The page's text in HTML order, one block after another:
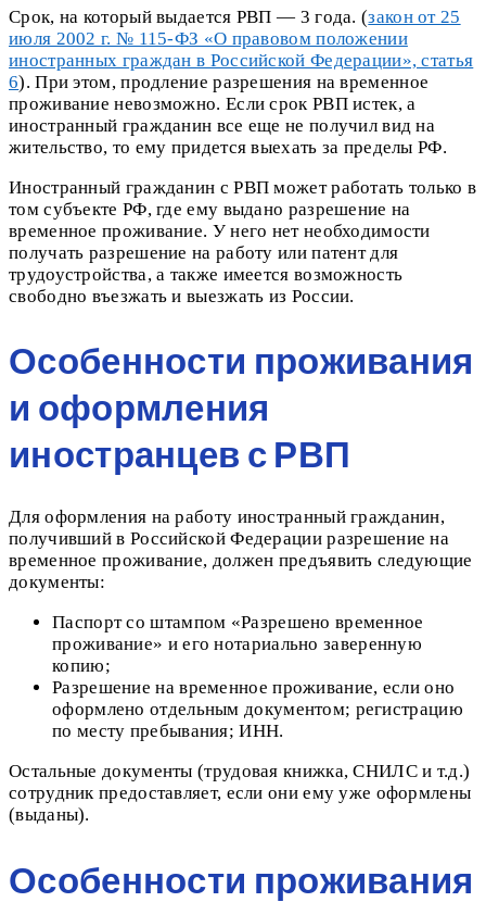
Срок, на который выдается РВП — 3 года. (закон от 25
июля 2002 г. № 115-ФЗ «О правовом положении
иностранных граждан в Российской Федерации», статья
6). При этом, продление разрешения на временное
проживание невозможно. Если срок РВП истек, а
иностранный гражданин все еще не получил вид на
жительство, то ему придется выехать за пределы РФ.
Иностранный гражданин с РВП может работать только в
том субъекте РФ, где ему выдано разрешение на
временное проживание. У него нет необходимости
получать разрешение на работу или патент для
трудоустройства, а также имеется возможность
свободно въезжать и выезжать из России.
Особенности проживания
и оформления
иностранцев с РВП
Для оформления на работу иностранный гражданин,
получивший в Российской Федерации разрешение на
временное проживание, должен предъявить следующие
документы:
Паспорт со штампом «Разрешено временное
проживание» и его нотариально заверенную
копию;
Разрешение на временное проживание, если оно
оформлено отдельным документом; регистрацию
по месту пребывания; ИНН.
Остальные документы (трудовая книжка, СНИЛС и т.д.)
сотрудник предоставляет, если они ему уже оформлены
(выданы).
Особенности проживания